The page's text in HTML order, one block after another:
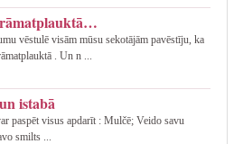
vēstulē visām mūsu sekotājām pavēstīju, ka
. Un n ...
istabā
paspēt visus apdarīt : Mulčē; Veido savu
smilts ...